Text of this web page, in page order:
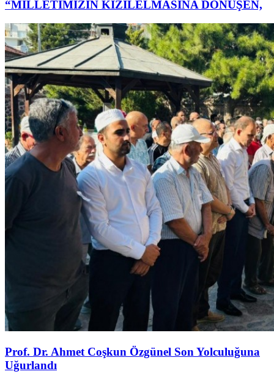
“MİLLETİMİZİN KIZILELMASINA DÖNÜŞEN,
Prof. Dr. Ahmet Coşkun Özgünel Son Yolculuğuna
Uğurlandı